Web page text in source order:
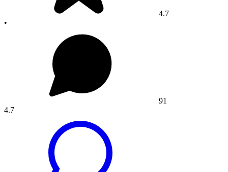
4.7
•
91
4.7